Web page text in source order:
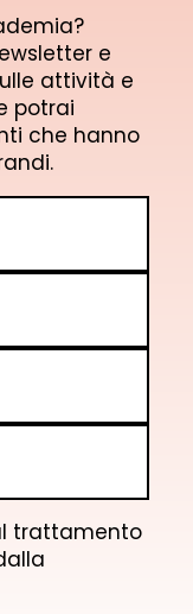
e
attività e
potrai
che hanno
trattamento